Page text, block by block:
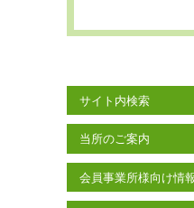
サイト内検索
当所のご案内
会員事業所様向け情